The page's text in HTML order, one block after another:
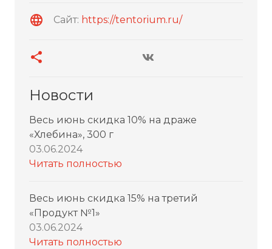
Сайт: https://tentorium.ru/
Новости
Весь июнь скидка 10% на драже
«Хлебина», 300 г
03.06.2024
Читать полностью
Весь июнь скидка 15% на третий
«Продукт №1»
03.06.2024
Читать полностью